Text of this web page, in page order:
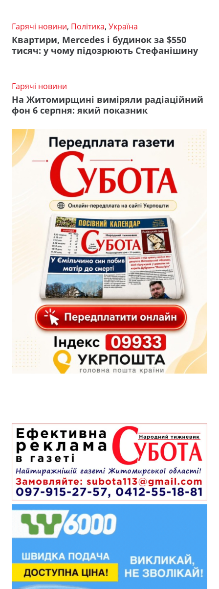
Гарячі новини, Політика, Україна
Квартири, Mercedes і будинок за $550
тисяч: у чому підозрюють Стефанішину
Гарячі новини
На Житомирщині виміряли радіаційний
фон 6 серпня: який показник